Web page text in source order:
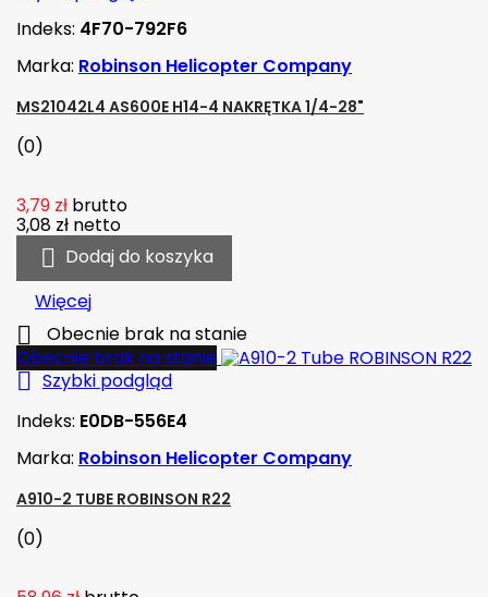
Indeks: 4F70-792F6
Marka: Robinson Helicopter Company
MS21042L4 AS600E H14-4 NAKRĘTKA 1/4-28"
(0)
3,79 zł brutto
3,08 zł netto
 Dodaj do koszyka
Więcej

Obecnie brak na stanie
Obecnie brak na stanie
 Szybki podgląd
Indeks: E0DB-556E4
Marka: Robinson Helicopter Company
A910-2 TUBE ROBINSON R22
(0)